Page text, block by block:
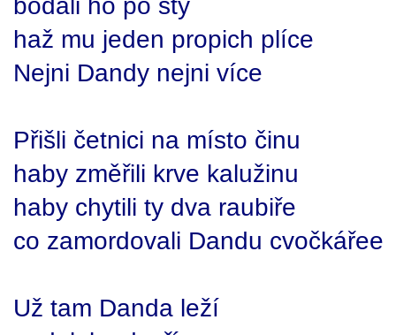
haž mu jeden propich plíce
Nejni Dandy nejni více
Přišli četnici na místo činu
haby změřili krve kalužinu
haby chytili ty dva raubiře
co zamordovali Dandu cvočkářee
Už tam Danda leží